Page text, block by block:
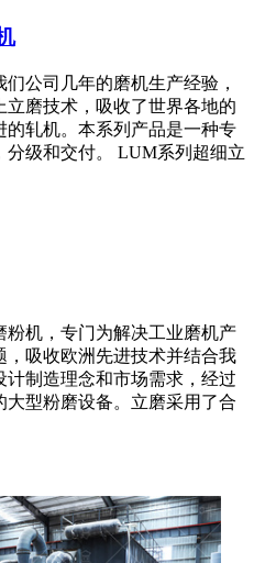
公司几年的磨机生产经验，
磨技术，吸收了世界各地的
的轧机。本系列产品是一种专
分级和交付。 LUM系列超细立
粉机，专门为解决工业磨机产
，吸收欧洲先进技术并结合我
制造理念和市场需求，经过
大型粉磨设备。立磨采用了合